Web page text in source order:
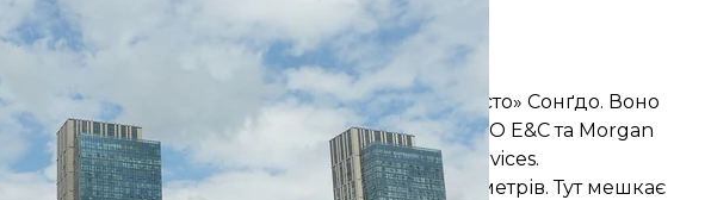
Piotrus / Wikimedia
сучасності — південнокорейське «розумне місто» Сонґдо. Воно
великих корпорацій: Gale International, POSCO E&C та Morgan
технологіями займається Cisco Services.
зараз воно займає площу шість квадратних кілометрів. Тут мешкає